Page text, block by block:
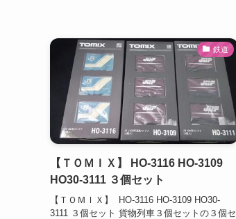
鉄道
【ＴＯＭＩＸ】 HO-3116 HO-3109
HO30-3111 ３個セット
【ＴＯＭＩＸ】 HO-3116 HO-3109 HO30-
3111 ３個セット 貨物列車３個セットの３個セ